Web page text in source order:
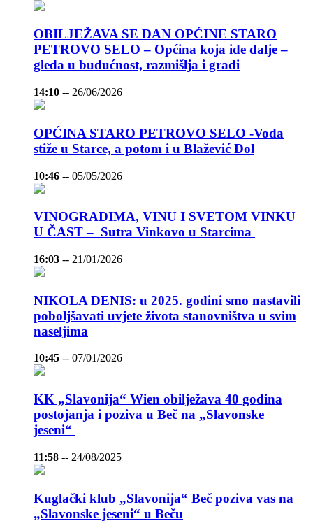
OBILJEŽAVA SE DAN OPĆINE STARO
PETROVO SELO – Općina koja ide dalje –
gleda u budućnost, razmišlja i gradi
14:10 -- 26/06/2026
OPĆINA STARO PETROVO SELO -Voda
stiže u Starce, a potom i u Blažević Dol
10:46 -- 05/05/2026
VINOGRADIMA, VINU I SVETOM VINKU
U ČAST – Sutra Vinkovo u Starcima
16:03 -- 21/01/2026
NIKOLA DENIS: u 2025. godini smo nastavili
poboljšavati uvjete života stanovništva u svim
naseljima
10:45 -- 07/01/2026
KK „Slavonija“ Wien obilježava 40 godina
postojanja i poziva u Beč na „Slavonske
jeseni“
11:58 -- 24/08/2025
Kuglački klub „Slavonija“ Beč poziva vas na
„Slavonske jeseni“ u Beču